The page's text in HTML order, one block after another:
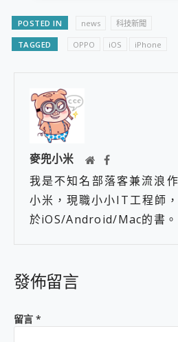
POSTED IN news 科技新聞
TAGGED OPPO iOS iPhone
麥兜小米
我是不知名部落客兼流浪
小米，現職小小IT工程師
於iOS/Android/Mac的書。
發佈留言
留言 *